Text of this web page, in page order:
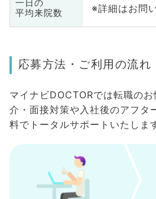
一日の
平均来院数
※詳細はお問
応募方法・ご利用の流れ
マイナビDOCTORでは転職の
介・面接対策や入社後のアフタ
料でトータルサポートいたしま